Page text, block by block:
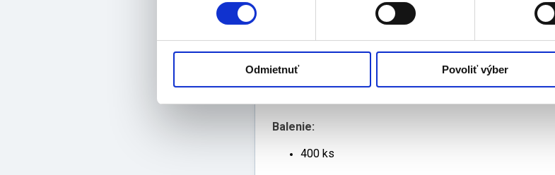
Odmietnuť Povoliť výber
Rozmery:
Balenie:
400 ks